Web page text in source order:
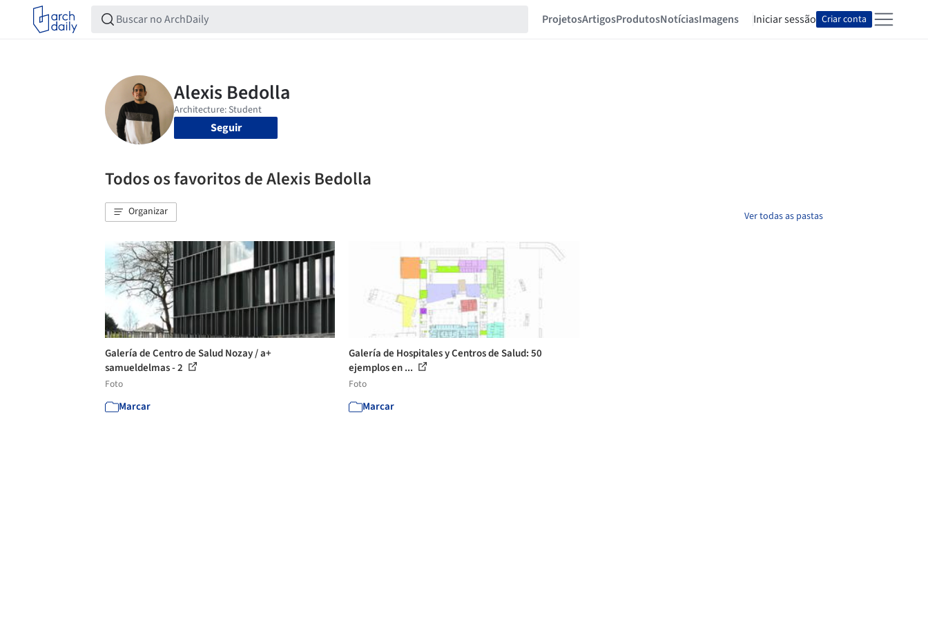
ProjetosArtigosProdutosNotíciasImagens Iniciar sessão Criar conta
Seguir
Todos os favoritos de Alexis Bedolla
Organizar Ver todas as pastas
Galería de Centro de Salud Nozay / a+
samueldelmas - 2
Foto
Marcar
Galería de Hospitales y Centros de Salud: 50
ejemplos en ...
Foto
Marcar